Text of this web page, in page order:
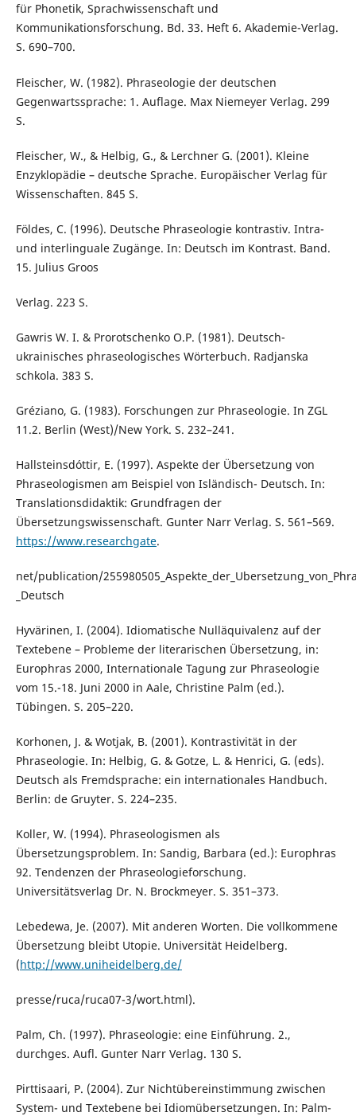
für Phonetik, Sprachwissenschaft und
Kommunikationsforschung. Bd. 33. Heft 6. Akademie-Verlag.
S. 690–700.
Fleischer, W. (1982). Phraseologie der deutschen
Gegenwartssprache: 1. Auflage. Max Niemeyer Verlag. 299
S.
Fleischer, W., & Helbig, G., & Lerchner G. (2001). Kleine
Enzyklopädie – deutsche Sprache. Europäischer Verlag für
Wissenschaften. 845 S.
Földes, C. (1996). Deutsche Phraseologie kontrastiv. Intra-
und interlinguale Zugänge. In: Deutsch im Kontrast. Band.
15. Julius Groos
Verlag. 223 S.
Gawris W. I. & Prorotschenko O.P. (1981). Deutsch-
ukrainisches phraseologisches Wörterbuch. Radjanska
schkola. 383 S.
Gréziano, G. (1983). Forschungen zur Phraseologie. In ZGL
11.2. Berlin (West)/New York. S. 232–241.
Hallsteinsdóttir, E. (1997). Aspekte der Übersetzung von
Phraseologismen am Beispiel von Isländisch- Deutsch. In:
Translationsdidaktik: Grundfragen der
Übersetzungswissenschaft. Gunter Narr Verlag. S. 561–569.
https://www.researchgate.
net/publication/
_Deutsch
Hyvärinen, I. (2004). Idiomatische Nulläquivalenz auf der
Textebene – Probleme der literarischen Übersetzung, in:
Europhras 2000, Internationale Tagung zur Phraseologie
vom 15.-18. Juni 2000 in Aale, Christine Palm (ed.).
Tübingen. S. 205–220.
Korhonen, J. & Wotjak, B. (2001). Kontrastivität in der
Phraseologie. In: Helbig, G. & Gotze, L. & Henrici, G. (eds).
Deutsch als Fremdsprache: ein internationales Handbuch.
Berlin: de Gruyter. S. 224–235.
Koller, W. (1994). Phraseologismen als
Übersetzungsproblem. In: Sandig, Barbara (ed.): Europhras
92. Tendenzen der Phraseologieforschung.
Universitätsverlag Dr. N. Brockmeyer. S. 351–373.
Lebedewa, Je. (2007). Mit anderen Worten. Die vollkommene
Übersetzung bleibt Utopie. Universität Heidelberg.
(http://www.uniheidelberg.de/
presse/ruca/ruca07-3/wort.html).
Palm, Ch. (1997). Phraseologie: eine Einführung. 2.,
durchges. Aufl. Gunter Narr Verlag. 130 S.
Pirttisaari, P. (2004). Zur Nichtübereinstimmung zwischen
System- und Textebene bei Idiomübersetzungen. In: Palm-